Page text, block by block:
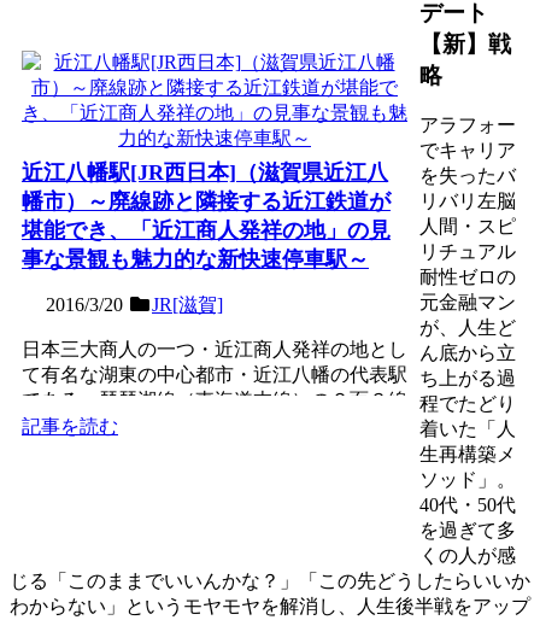
近江八幡駅[JR西日本]（滋賀県近江八
幡市）～廃線跡と隣接する近江鉄道が
堪能でき、「近江商人発祥の地」の見
事な景観も魅力的な新快速停車駅～
2016/3/20 JR[滋賀]
日本三大商人の一つ・近江商人発祥の地とし
て有名な湖東の中心都市・近江八幡の代表駅
である、琵琶湖線（東海道本線）の２面３線
の地上駅。草津以東の...
記事を読む
デート
【新】戦
略
アラフォー
でキャリア
を失ったバ
リバリ左脳
人間・スピ
リチュアル
耐性ゼロの
元金融マン
が、人生ど
ん底から立
ち上がる過
程でたどり
着いた「人
生再構築メ
ソッド」。
40代・50代
を過ぎて多
くの人が感
じる「このままでいいんかな？」「この先どうしたらいいか
わからない」というモヤモヤを解消し、人生後半戦をアップ